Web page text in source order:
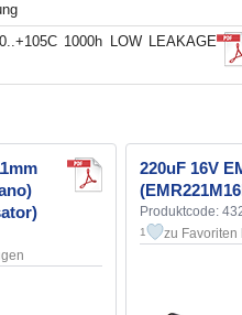
1000h LOW LEAKAGE
220uF 16V
Produktcode:
1 zu Favoriten